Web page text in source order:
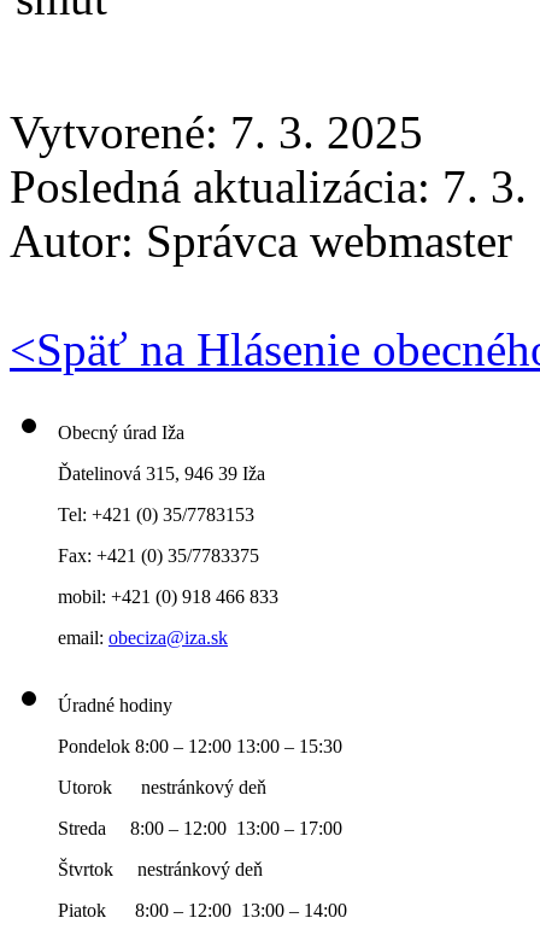
Vytvorené: 7. 3. 2025
Posledná aktualizácia: 7.
Autor: Správca webmaster
<Späť na Hlásenie
Obecný úrad Iža
Ďatelinová 315, 946 39 Iža
Tel: +421 (0) 35/7783153
Fax: +421 (0) 35/7783375
mobil: +421 (0) 918 466 833
email: obeciza@iza.sk
Úradné hodiny
Pondelok 8:00 – 12:00 13:00 – 15:30
Utorok nestránkový deň
Streda 8:00 – 12:00 13:00 – 17:00
Štvrtok nestránkový deň
Piatok 8:00 – 12:00 13:00 – 14:00